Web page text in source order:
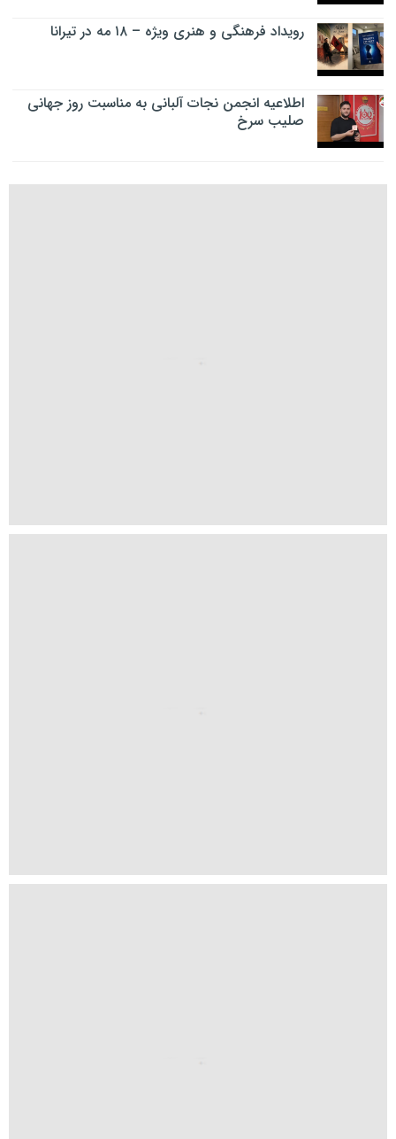
رویداد فرهنگی و هنری ویژه – ۱۸ مه در تیرانا
اطلاعیه انجمن نجات آلبانی به مناسبت روز جهانی
صلیب سرخ